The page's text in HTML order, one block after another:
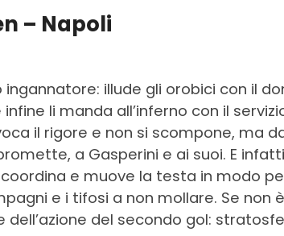
– Napoli
ingannatore: illude gli orobici con il
li manda all’inferno con il
il rigore e non si scompone, ma
a Gasperini e ai suoi. E
e muove la testa in modo
e i tifosi a non mollare. Se non
dell’azione del secondo gol: